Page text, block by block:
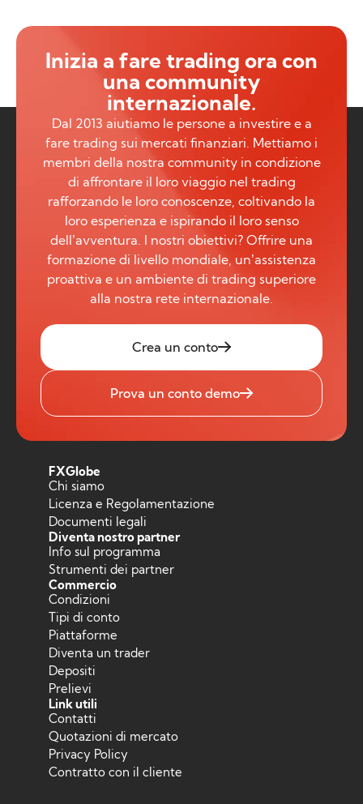
Inizia a fare trading ora con
una community
internazionale.
Dal 2013 aiutiamo le persone a investire e a
fare trading sui mercati finanziari. Mettiamo i
membri della nostra community in condizione
di affrontare il loro viaggio nel trading
rafforzando le loro conoscenze, coltivando la
loro esperienza e ispirando il loro senso
dell’avventura. I nostri obiettivi? Offrire una
formazione di livello mondiale, un’assistenza
proattiva e un ambiente di trading superiore
alla nostra rete internazionale.
Crea un conto
Prova un conto demo
FXGlobe
Chi siamo
Licenza e Regolamentazione
Documenti legali
Diventa nostro partner
Info sul programma
Strumenti dei partner
Commercio
Condizioni
Tipi di conto
Piattaforme
Diventa un trader
Depositi
Prelievi
Link utili
Contatti
Quotazioni di mercato
Privacy Policy
Contratto con il cliente